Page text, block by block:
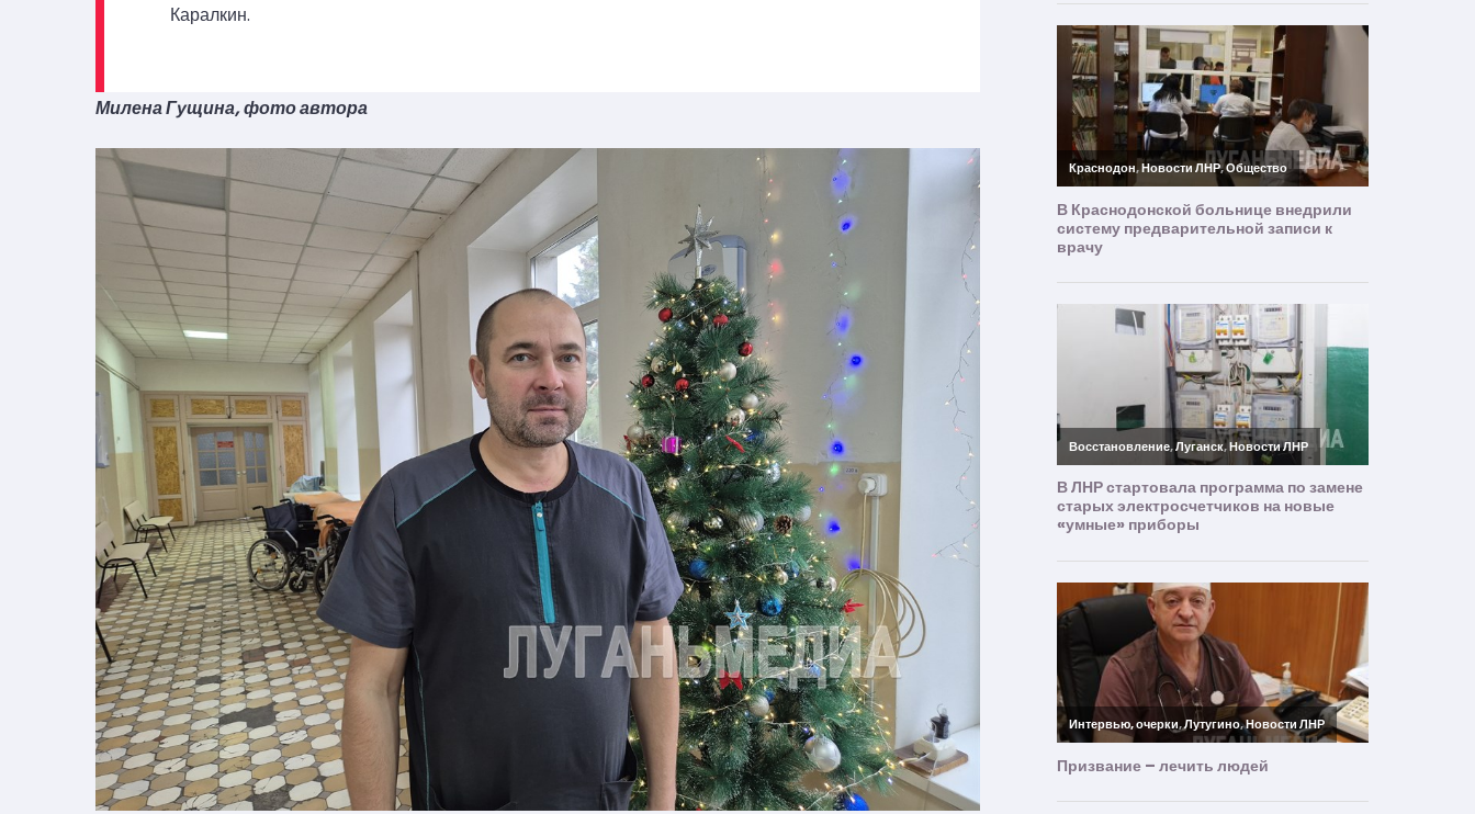
Каралкин.
Милена Гущина, фото автора